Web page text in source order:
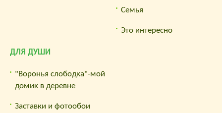
Семья
Это интересно
ДЛЯ ДУШИ
"Воронья слободка"-мой
домик в деревне
Заставки и фотообои